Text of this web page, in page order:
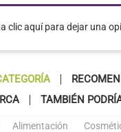
clic aquí para dejar una
TAMBIÉN
Alimentación